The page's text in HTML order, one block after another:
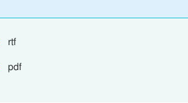
rtf
pdf